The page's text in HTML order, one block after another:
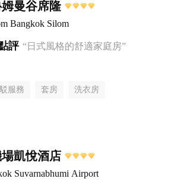
曼谷席隆
Bangkok Silom
評 “日式風格的舒適家庭房”
服務 套房 洗衣房
凱悅酒店
Suvarnabhumi Airport